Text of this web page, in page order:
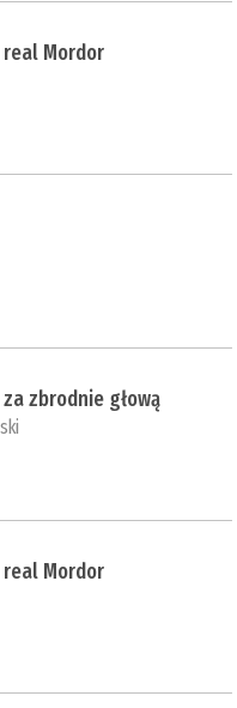
real Mordor
za zbrodnie głową
real Mordor